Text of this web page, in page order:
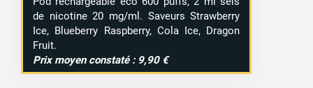
de nicotine 20 mg/ml. Saveurs Strawberry
Ice, Blueberry Raspberry, Cola Ice, Dragon
Fruit.
Prix moyen constaté : 9,90 €